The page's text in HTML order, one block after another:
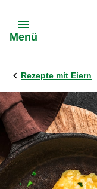
Menü
Rezepte mit Eiern